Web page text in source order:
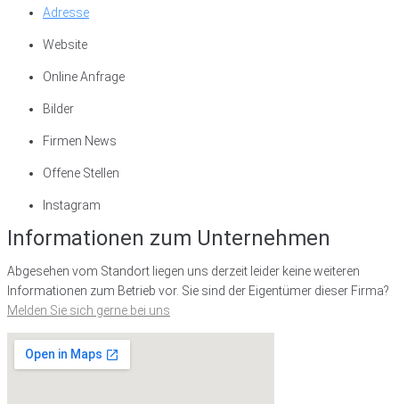
Adresse
Website
Online Anfrage
Bilder
Firmen News
Offene Stellen
Instagram
Informationen zum Unternehmen
Abgesehen vom Standort liegen uns derzeit leider keine weiteren
Informationen zum Betrieb vor. Sie sind der Eigentümer dieser Firma?
Melden Sie sich gerne bei uns